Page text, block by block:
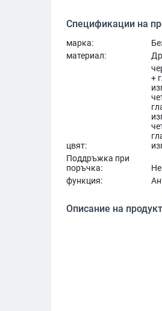
Спецификации на
марка:
материал:
цвят:
+
Поддръжка при
поръчка:
функция:
Описание на